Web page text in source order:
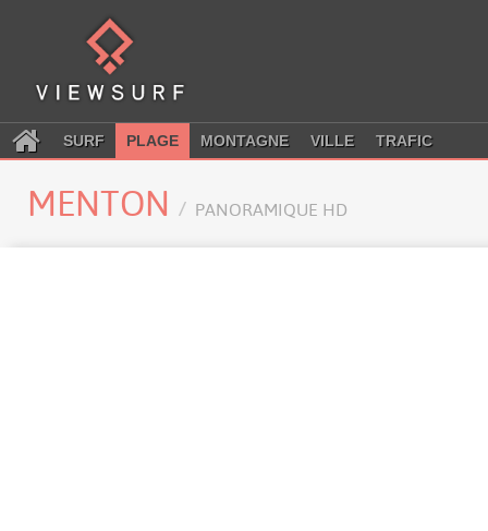
SURF PLAGE MONTAGNE VILLE TRAFIC
MENTON PANORAMIQUE HD